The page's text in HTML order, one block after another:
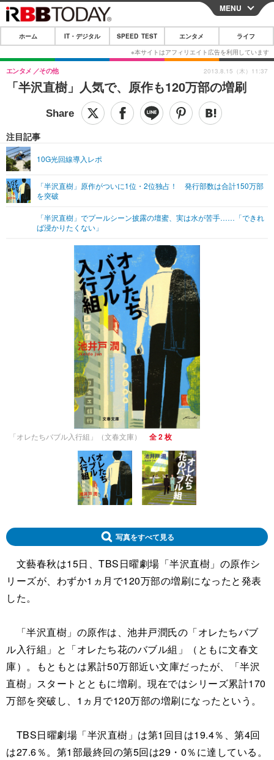
CLOSE
ホーム
IT・デジタル
IT・デジタルTOP スマートフォン
ネタ ガジェット・ツール
SPEED TEST
エンタメ
音楽 スポーツ
グラビア ブログ
ライフ
ペット ショッピング
その他
リリース一覧
プッシュ通知の停止方法
MENU
ホーム IT・デジタル SPEED TEST エンタメ ライフ
「半沢直樹」人気で、原作も120万部の増刷
エンタメ その他
注目記事
10G光回線導入レポ
「半沢直樹」原作がついに1位・2位独占！ 発行部数は合計150万部
を突破
「半沢直樹」でプールシーン披露の壇蜜、実は水が苦手……「できれ
ば浸かりたくない」
2013.8.15（木）11:37
「オレたちバブル入行組」（文春文庫） 全 2 枚
写真をすべて見る
文藝春秋は15日、TBS日曜劇場「半沢直樹」の原作シ
リーズが、わずか1ヵ月で120万部の増刷になったと発表
した。
「半沢直樹」の原作は、池井戸潤氏の「オレたちバブ
ル入行組」と「オレたち花のバブル組」（ともに文春文
庫）。もともとは累計50万部近い文庫だったが、「半沢
直樹」スタートとともに増刷。現在ではシリーズ累計170
万部を突破し、1ヵ月で120万部の増刷になったという。
TBS日曜劇場「半沢直樹」は第1回目は19.4％、第4回
は27.6％。第1部最終回の第5回は29・0％に達している。